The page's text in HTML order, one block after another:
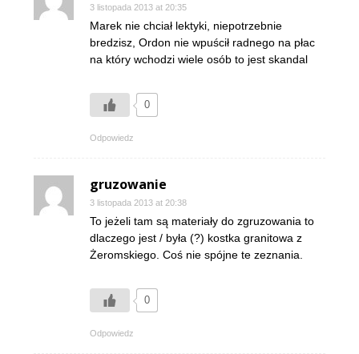
3 listopada 2013 at 20:35
Marek nie chciał lektyki, niepotrzebnie
bredzisz, Ordon nie wpuścił radnego na płac
na który wchodzi wiele osób to jest skandal
0
Odpowiedz
gruzowanie
3 listopada 2013 at 20:38
To jeżeli tam są materiały do zgruzowania to
dlaczego jest / była (?) kostka granitowa z
Żeromskiego. Coś nie spójne te zeznania.
0
Odpowiedz